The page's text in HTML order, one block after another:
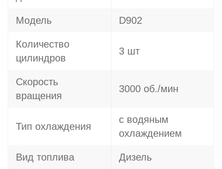
Модель D902
Количество
цилиндров
3 шт
Скорость
вращения
3000 об./мин
Тип охлаждения
с водяным
охлаждением
Вид топлива Дизель